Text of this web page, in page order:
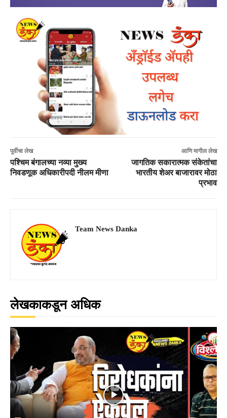
पूर्वीचा लेख
पश्चिम बंगालच्या नव्या मुख्य
निवडणूक अधिकारीपदी नीलम मीणा
आणि मागील लेख
जागतिक सकारात्मक संकेतांचा
भारतीय शेअर बाजारावर मोठा
प्रभाव
Team News Danka
लेखकाकडून अधिक